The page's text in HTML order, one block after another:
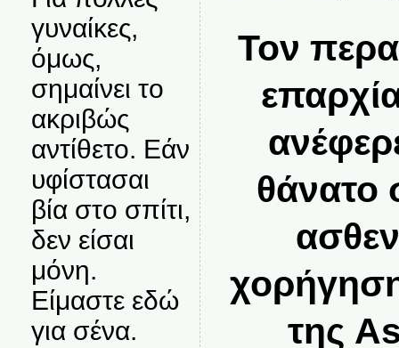
γυναίκες,
όμως,
σημαίνει το
ακριβώς
αντίθετο. Εάν
υφίστασαι
βία στο σπίτι,
δεν είσαι
μόνη.
Είμαστε εδώ
για σένα.
Τον
θάνατο
της